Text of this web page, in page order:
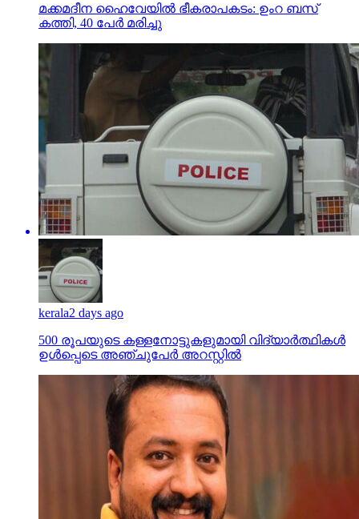
മക്കമദീന ഹൈവേയില്‍ ഭീകരാപകടം: ഉംറ ബസ്
കത്തി, 40 പേര്‍ മരിച്ചു
kerala2 days ago
500 രൂപയുടെ കള്ളനോട്ടുകളുമായി വിദ്യാര്‍ത്ഥികള്‍
ഉള്‍പ്പെടെ അഞ്ചുപേര്‍ അറസ്റ്റില്‍